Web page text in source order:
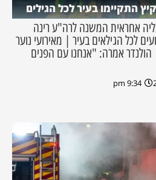
התקיימו בעיר לכל הגילים
אחראית המשנה לרה"ע רינה
לכל הגילאים בעיר | מאירועי נוער
הולנדר אמרה: "אנחנו עם הפנים
9:34 pm